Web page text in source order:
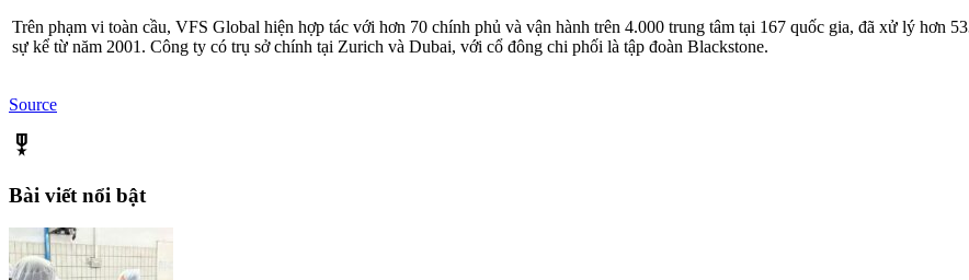
Trên phạm vi toàn cầu, VFS Global hiện hợp tác với hơn 70 chính phủ và vận hành trên 4.000 trung tâm tại 167 quốc gia, đã xử lý hơn
sự kể từ năm 2001. Công ty có trụ sở chính tại Zurich và Dubai, với cổ đông chi phối là tập đoàn Blackstone.
Source
military_tech
Bài viết nổi bật